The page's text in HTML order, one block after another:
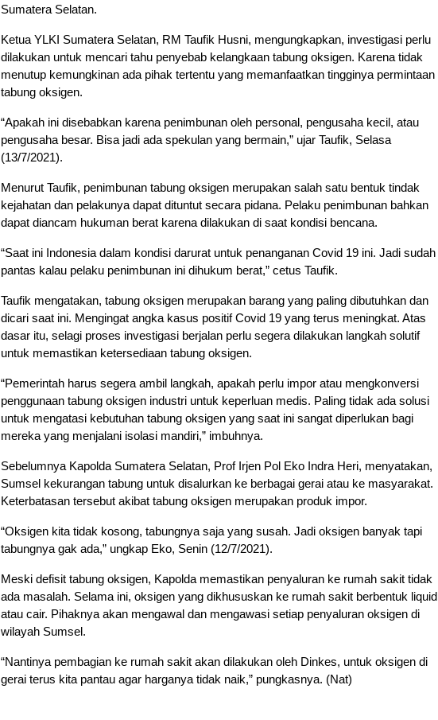
Sumatera Selatan.
Ketua YLKI Sumatera Selatan, RM Taufik Husni, mengungkapkan, investigasi perlu
dilakukan untuk mencari tahu penyebab kelangkaan tabung oksigen. Karena tidak
menutup kemungkinan ada pihak tertentu yang memanfaatkan tingginya permintaan
tabung oksigen.
“Apakah ini disebabkan karena penimbunan oleh personal, pengusaha kecil, atau
pengusaha besar. Bisa jadi ada spekulan yang bermain,” ujar Taufik, Selasa
(13/7/2021).
Menurut Taufik, penimbunan tabung oksigen merupakan salah satu bentuk tindak
kejahatan dan pelakunya dapat dituntut secara pidana. Pelaku penimbunan bahkan
dapat diancam hukuman berat karena dilakukan di saat kondisi bencana.
“Saat ini Indonesia dalam kondisi darurat untuk penanganan Covid 19 ini. Jadi sudah
pantas kalau pelaku penimbunan ini dihukum berat,” cetus Taufik.
Taufik mengatakan, tabung oksigen merupakan barang yang paling dibutuhkan dan
dicari saat ini. Mengingat angka kasus positif Covid 19 yang terus meningkat. Atas
dasar itu, selagi proses investigasi berjalan perlu segera dilakukan langkah solutif
untuk memastikan ketersediaan tabung oksigen.
“Pemerintah harus segera ambil langkah, apakah perlu impor atau mengkonversi
penggunaan tabung oksigen industri untuk keperluan medis. Paling tidak ada solusi
untuk mengatasi kebutuhan tabung oksigen yang saat ini sangat diperlukan bagi
mereka yang menjalani isolasi mandiri,” imbuhnya.
Sebelumnya Kapolda Sumatera Selatan, Prof Irjen Pol Eko Indra Heri, menyatakan,
Sumsel kekurangan tabung untuk disalurkan ke berbagai gerai atau ke masyarakat.
Keterbatasan tersebut akibat tabung oksigen merupakan produk impor.
“Oksigen kita tidak kosong, tabungnya saja yang susah. Jadi oksigen banyak tapi
tabungnya gak ada,” ungkap Eko, Senin (12/7/2021).
Meski defisit tabung oksigen, Kapolda memastikan penyaluran ke rumah sakit tidak
ada masalah. Selama ini, oksigen yang dikhususkan ke rumah sakit berbentuk liquid
atau cair. Pihaknya akan mengawal dan mengawasi setiap penyaluran oksigen di
wilayah Sumsel.
“Nantinya pembagian ke rumah sakit akan dilakukan oleh Dinkes, untuk oksigen di
gerai terus kita pantau agar harganya tidak naik,” pungkasnya. (Nat)